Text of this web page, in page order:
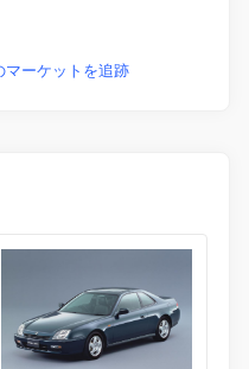
ーケットを追跡